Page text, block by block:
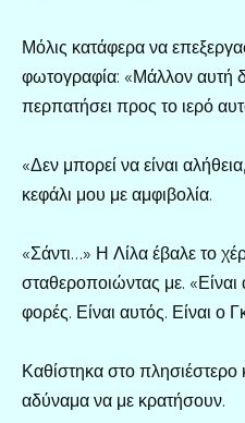
Μόλις κατάφερα να
φωτογραφία: «Μάλλον αυτή
περπατήσει προς το ιερό
«Δεν μπορεί να είναι
κεφάλι μου με αμφιβολία.
«Σάντι…» Η Λίλα έβαλε το
σταθεροποιώντας με. «Είναι
φορές. Είναι αυτός. Είναι ο
Καθίστηκα στο
αδύναμα να με κρατήσουν.